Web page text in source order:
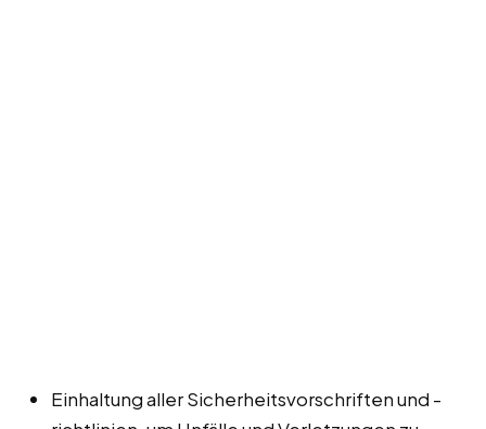
Einhaltung aller Sicherheitsvorschriften und -